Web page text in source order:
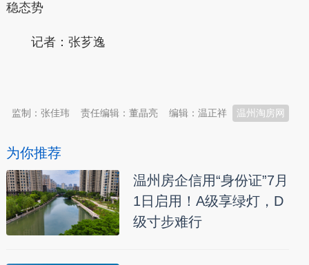
稳态势
记者：张芗逸
温州淘房网
编辑：温正祥
责任编辑：董晶亮
监制：张佳玮
为你推荐
温州房企信用“身份证”7月
1日启用！A级享绿灯，D
级寸步难行